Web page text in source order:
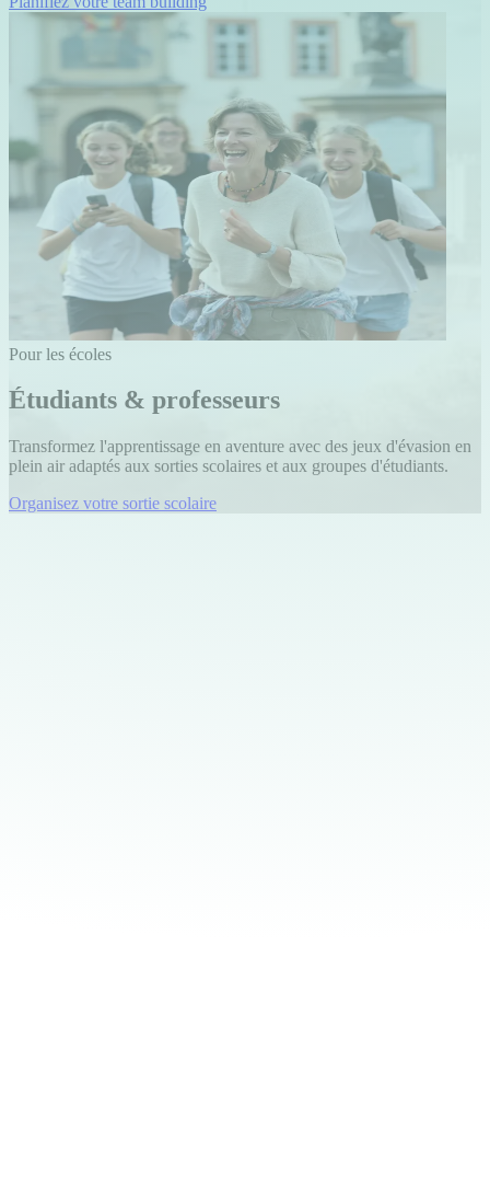
Pour les écoles
Étudiants & professeurs
Transformez l'apprentissage en aventure avec des jeux d'évasion en
plein air adaptés aux sorties scolaires et aux groupes d'étudiants.
Organisez votre sortie scolaire